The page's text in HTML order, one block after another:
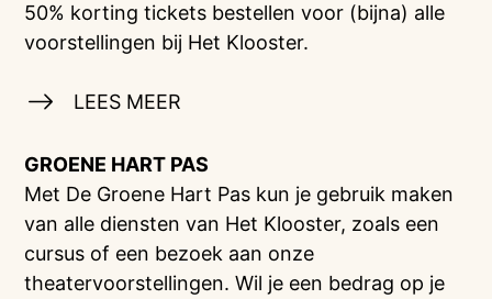
50% korting tickets bestellen voor (bijna) alle
voorstellingen bij Het Klooster.
LEES MEER
GROENE HART PAS
Met De Groene Hart Pas kun je gebruik maken
van alle diensten van Het Klooster, zoals een
cursus of een bezoek aan onze
theatervoorstellingen. Wil je een bedrag op je